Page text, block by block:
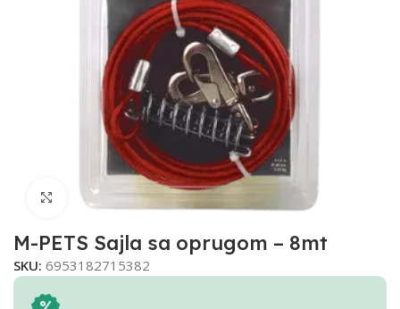
Click to enlarge
M-PETS Sajla sa oprugom – 8mt
SKU: 6953182715382